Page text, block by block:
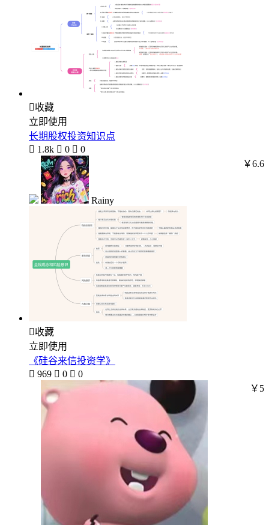
收藏
立即使用
长期股权投资知识点
 1.8k  0  0
Rainy
￥6.6
收藏
立即使用
《硅谷来信投资学》
 969  0  0
￥5